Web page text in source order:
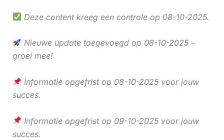
Deze content kreeg een controle op 08-10-2025.
Nieuwe update toegevoegd op 08-10-2025 –
groei mee!
Informatie opgefrist op 08-10-2025 voor jouw
succes.
Informatie opgefrist op 09-10-2025 voor jouw
succes.